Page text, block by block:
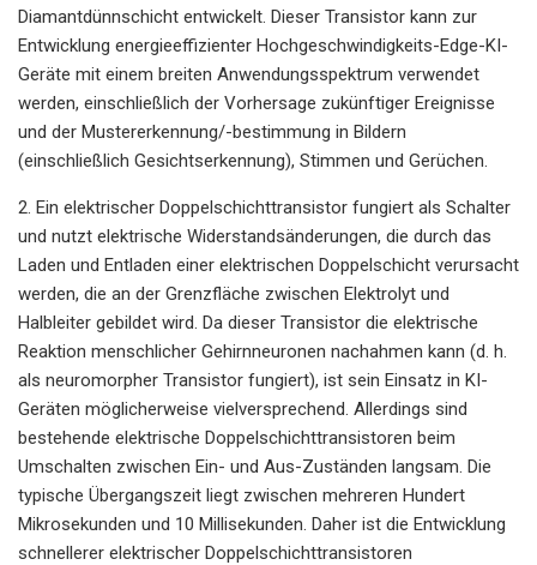
Diamantdünnschicht entwickelt. Dieser Transistor kann zur
Entwicklung energieeffizienter Hochgeschwindigkeits-Edge-KI-
Geräte mit einem breiten Anwendungsspektrum verwendet
werden, einschließlich der Vorhersage zukünftiger Ereignisse
und der Mustererkennung/-bestimmung in Bildern
(einschließlich Gesichtserkennung), Stimmen und Gerüchen.
2. Ein elektrischer Doppelschichttransistor fungiert als Schalter
und nutzt elektrische Widerstandsänderungen, die durch das
Laden und Entladen einer elektrischen Doppelschicht verursacht
werden, die an der Grenzfläche zwischen Elektrolyt und
Halbleiter gebildet wird. Da dieser Transistor die elektrische
Reaktion menschlicher Gehirnneuronen nachahmen kann (d. h.
als neuromorpher Transistor fungiert), ist sein Einsatz in KI-
Geräten möglicherweise vielversprechend. Allerdings sind
bestehende elektrische Doppelschichttransistoren beim
Umschalten zwischen Ein- und Aus-Zuständen langsam. Die
typische Übergangszeit liegt zwischen mehreren Hundert
Mikrosekunden und 10 Millisekunden. Daher ist die Entwicklung
schnellerer elektrischer Doppelschichttransistoren